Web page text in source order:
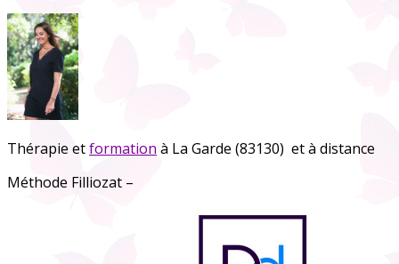
Thérapie etformation à La Garde (83130) et à distance
Méthode Filliozat –